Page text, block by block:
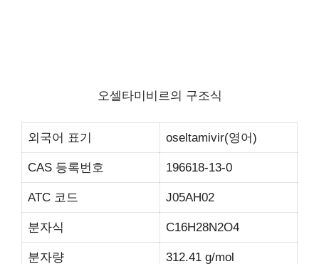
오셀타미비르의 구조식
외국어 표기 oseltamivir(영어)
CAS 등록번호 196618-13-0
ATC 코드 J05AH02
분자식 C16H28N2O4
분자량 312.41 g/mol